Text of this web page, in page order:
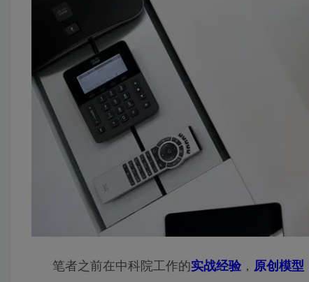
笔者之前在中科院工作的实战经验， 原创模型